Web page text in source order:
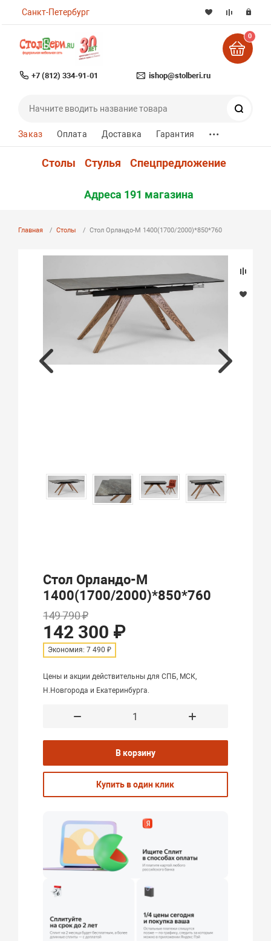
Санкт-Петербург
+7 (812) 334-91-01 ishop@stolberi.ru
0
Заказ Оплата Доставка Гарантия ...
Столы Стулья Спецпредложение
Адреса 191 магазина
Главная Столы Стол Орландо-М 1400(1700/2000)*850*760
Стол Орландо-М
1400(1700/2000)*850*760
149 790 ₽
142 300 ₽
Экономия: 7 490 ₽
Цены и акции действительны для СПБ, МСК,
Н.Новгорода и Екатеринбурга.
В корзину
Купить в один клик